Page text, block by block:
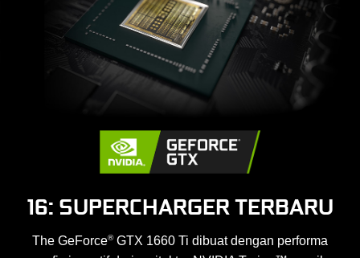
16: SUPERCHARGER TERBARU
The GeForce®GTX 1660 Ti dibuat dengan performa